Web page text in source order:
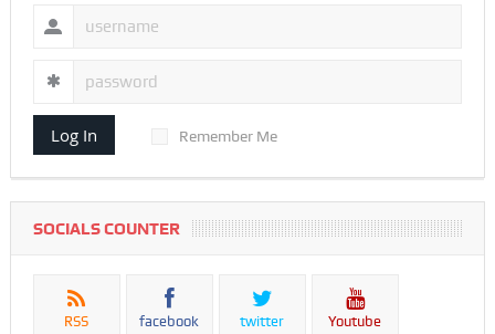
Log In Remember Me
SOCIALS COUNTER
RSS facebook twitter Youtube